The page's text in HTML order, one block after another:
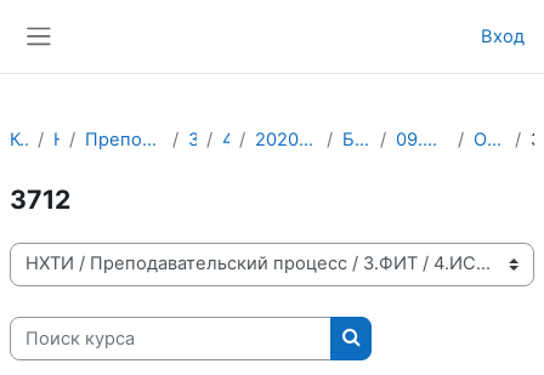
Вход
Курсы НХТИ Преподавательский процесс 3.ФИТ 4.ИСТ 2020-2021 учебный год Бакалавриат 09.03.01 ИВТ АСОИУ Очно-заочное
3712
Категории курсов
Поиск курса
Поиск курса